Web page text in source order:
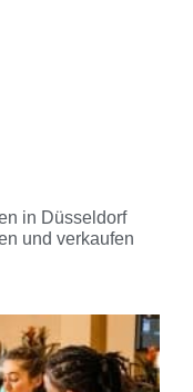
in Düsseldorf
und verkaufen